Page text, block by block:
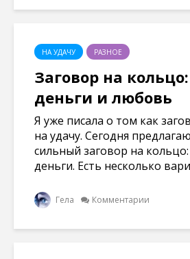
НА УДАЧУ РАЗНОЕ
Заговор на
деньги и любовь
Я уже писала о том как
на удачу. Сегодня
сильный заговор на кольцо:
деньги. Есть несколько
Гела Комментарии